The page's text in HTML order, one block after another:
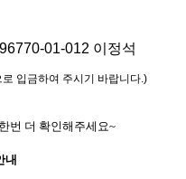
-01-012 이정석
입금하여 주시기 바랍니다 .)
한번 더 확인해주세요~
내